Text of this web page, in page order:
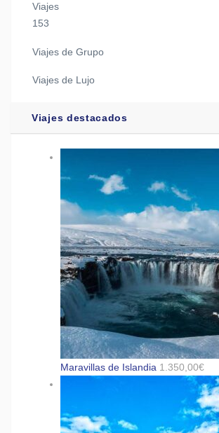
Viajes
153
Viajes de Grupo
Viajes de Lujo
Viajes destacados
Maravillas de Islandia 1.350,00€